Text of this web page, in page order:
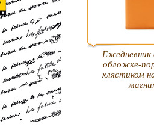
Eжедневник
обложке-
хлястиком